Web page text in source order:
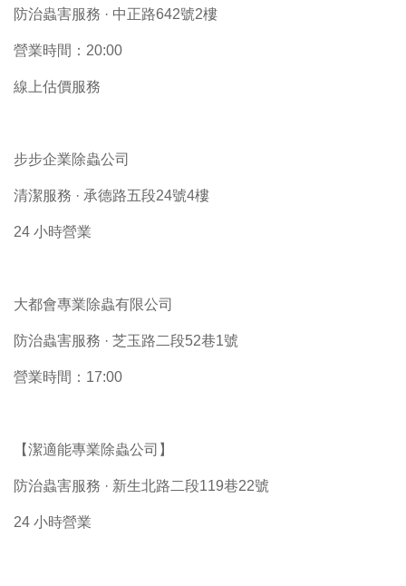
防治蟲害服務 · 中正路642號2樓
營業時間：20:00
線上估價服務
步步企業除蟲公司
清潔服務 · 承德路五段24號4樓
24 小時營業
大都會專業除蟲有限公司
防治蟲害服務 · 芝玉路二段52巷1號
營業時間：17:00
【潔適能專業除蟲公司】
防治蟲害服務 · 新生北路二段119巷22號
24 小時營業